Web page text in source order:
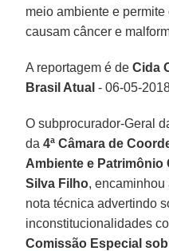
meio ambiente e
causam câncer e
A reportagem é deCida
Brasil Atual - 06-05-
O subprocurador-Geral
da4ª Câmara de
Ambiente e Patrimônio
Silva Filho,
nota técnica advertindo
inconstitucionalidades
Comissão Especial